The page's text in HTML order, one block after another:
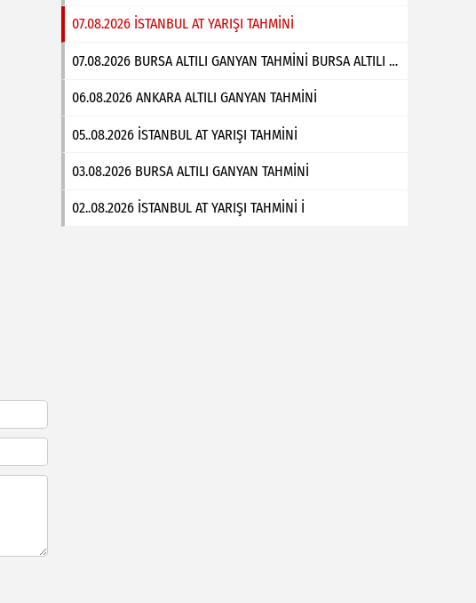
07.08.2026 İSTANBUL AT YARIŞI TAHMİNİ
07.08.2026 BURSA ALTILI GANYAN TAHMİNİ BURSA ALTILI GANYAN TAHMİNİ Bülent Çabuk
06.08.2026 ANKARA ALTILI GANYAN TAHMİNİ
05..08.2026 İSTANBUL AT YARIŞI TAHMİNİ
03.08.2026 BURSA ALTILI GANYAN TAHMİNİ
02..08.2026 İSTANBUL AT YARIŞI TAHMİNİ İ